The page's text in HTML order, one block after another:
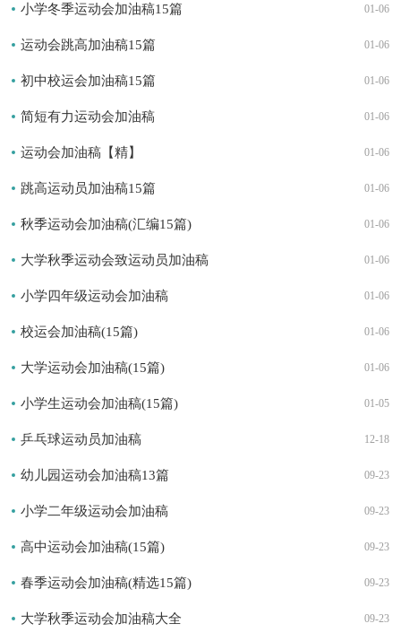
01-06
小学冬季运动会加油稿15篇
01-06
运动会跳高加油稿15篇
01-06
初中校运会加油稿15篇
01-06
简短有力运动会加油稿
01-06
运动会加油稿【精】
01-06
跳高运动员加油稿15篇
01-06
秋季运动会加油稿(汇编15篇)
01-06
大学秋季运动会致运动员加油稿
01-06
小学四年级运动会加油稿
01-06
校运会加油稿(15篇)
01-06
大学运动会加油稿(15篇)
01-05
小学生运动会加油稿(15篇)
12-18
乒乓球运动员加油稿
09-23
幼儿园运动会加油稿13篇
09-23
小学二年级运动会加油稿
09-23
高中运动会加油稿(15篇)
09-23
春季运动会加油稿(精选15篇)
09-23
大学秋季运动会加油稿大全